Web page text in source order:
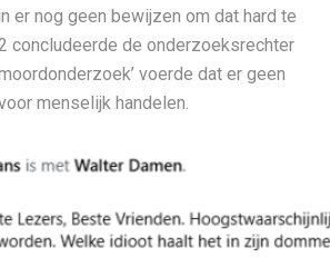
er nog geen bewijzen om dat hard te
concludeerde de onderzoeksrechter
voerde dat er geen
menselijk handelen.